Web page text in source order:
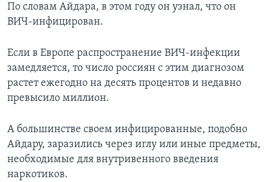
По словам Айдара, в этом году он узнал, что он
ВИЧ-инфицирован.
Если в Европе распространение ВИЧ-инфекции
замедляется, то число россиян с этим диагнозом
растет ежегодно на десять процентов и недавно
превысило миллион.
А большинстве своем инфицированные, подобно
Айдару, заразились через иглу или иные предметы,
необходимые для внутривенного введения
наркотиков.